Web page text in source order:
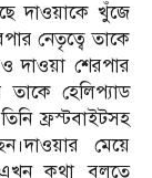
দাওয়াকে খুঁজে
নেতৃত্বে তাকে
দাওয়া শেরপার
তাকে হেলিপ্যাড
ফ্রস্টবাইটসহ
মেয়ে
এখন কথা বলতে